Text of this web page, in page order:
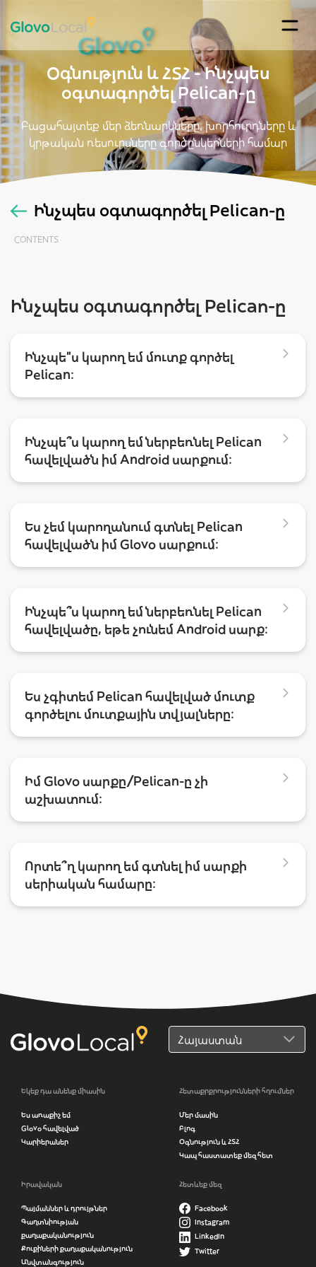
Օգնություն և ՀՏՀ - Ինչպես
օգտագործել Pelican-ը
Բացահայտեք մեր ձեռնարկները, խորհուրդները և
կրթական ռեսուրսները գործընկերների համար
Ինչպես օգտագործել Pelican-ը
Ինչպես օգտագործել Pelican-ը
Ինչպե”ս կարող եմ մուտք գործել
Pelican:
Ինչպե՞ս կարող եմ ներբեռնել Pelican
հավելվածն իմ Android սարքում:
Ես չեմ կարողանում գտնել Pelican
հավելվածն իմ Glovo սարքում:
Ինչպե՞ս կարող եմ ներբեռնել Pelican
հավելվածը, եթե չունեմ Android սարք:
Ես չգիտեմ Pelican հավելված մուտք
գործելու մուտքային տվյալները:
Իմ Glovo սարքը/Pelican-ը չի
աշխատում:
Որտե՞ղ կարող եմ գտնել իմ սարքի
սերիական համարը:
Եկեք դա անենք միասին
Ես առաքիչ եմ
Glovo հավելված
Կարիերաներ
Հետաքրքրությունների հղումներ
Մեր մասին
Բլոգ
Օգնություն և ՀՏՀ
Կապ հաստատեք մեզ հետ
Իրավական
Պայմաններ և դրույթներ
Գաղտնիության
քաղաքականություն
Քուքիների քաղաքականություն
Անվտանգություն
Հետևեք մեզ
Facebook
Instagram
LinkedIn
Twitter